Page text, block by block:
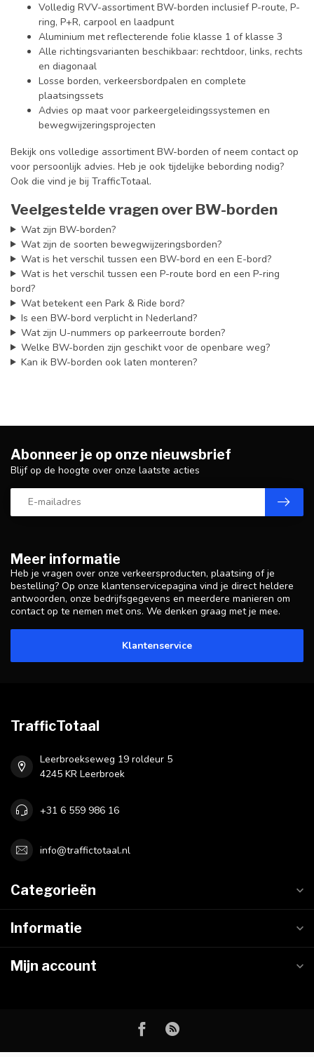
Volledig RVV-assortiment BW-borden inclusief P-route, P-
ring, P+R, carpool en laadpunt
Aluminium met reflecterende folie klasse 1 of klasse 3
Alle richtingsvarianten beschikbaar: rechtdoor, links, rechts
en diagonaal
Losse borden, verkeersbordpalen en complete
plaatsingssets
Advies op maat voor parkeergeleidingssystemen en
bewegwijzeringsprojecten
Bekijk ons volledige assortiment BW-borden of neem contact op
voor persoonlijk advies. Heb je ook tijdelijke bebording nodig?
Ook die vind je bij TrafficTotaal.
Veelgestelde vragen over BW-borden
Wat zijn BW-borden?
Wat zijn de soorten bewegwijzeringsborden?
Wat is het verschil tussen een BW-bord en een E-bord?
Wat is het verschil tussen een P-route bord en een P-ring
bord?
Wat betekent een Park & Ride bord?
Is een BW-bord verplicht in Nederland?
Wat zijn U-nummers op parkeerroute borden?
Welke BW-borden zijn geschikt voor de openbare weg?
Kan ik BW-borden ook laten monteren?
Meer informatie
Heb je vragen over onze verkeersproducten, plaatsing of je
bestelling? Op onze klantenservicepagina vind je direct heldere
antwoorden, onze bedrijfsgegevens en meerdere manieren om
contact op te nemen met ons. We denken graag met je mee.
Klantenservice
Abonneer je op onze nieuwsbrief
Blijf op de hoogte over onze laatste acties
TrafficTotaal
Leerbroekseweg 19 roldeur 5
4245 KR Leerbroek
+31 6 559 986 16
info@traffictotaal.nl
Categorieën
Informatie
Mijn account